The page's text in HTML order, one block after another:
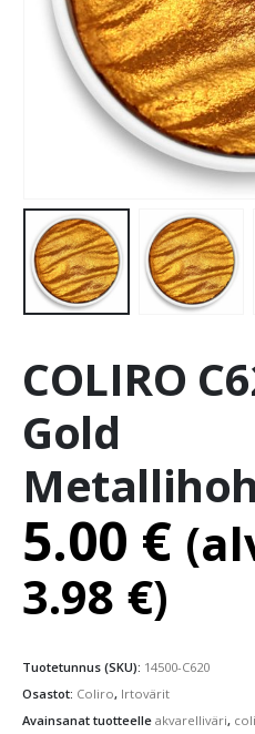
COLIRO
Gold
5.00 €
3.98 €)
Tuotetunnus (SKU): 14500-C620
Osastot: Coliro, Irtovärit
Avainsanat tuotteelle akvarelliväri,